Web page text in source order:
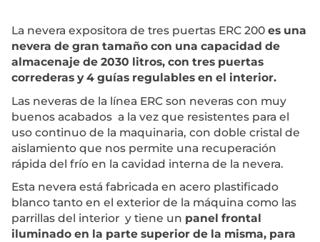
La nevera expositora de tres puertas ERC 200 es una
nevera de gran tamaño con una capacidad de
almacenaje de 2030 litros, con tres puertas
correderas y 4 guías regulables en el interior.
Las neveras de la línea ERC son neveras con muy
buenos acabados a la vez que resistentes para el
uso continuo de la maquinaria, con doble cristal de
aislamiento que nos permite una recuperación
rápida del frío en la cavidad interna de la nevera.
Esta nevera está fabricada en acero plastificado
blanco tanto en el exterior de la máquina como las
parrillas del interior y tiene un panel frontal
iluminado en la parte superior de la misma, para